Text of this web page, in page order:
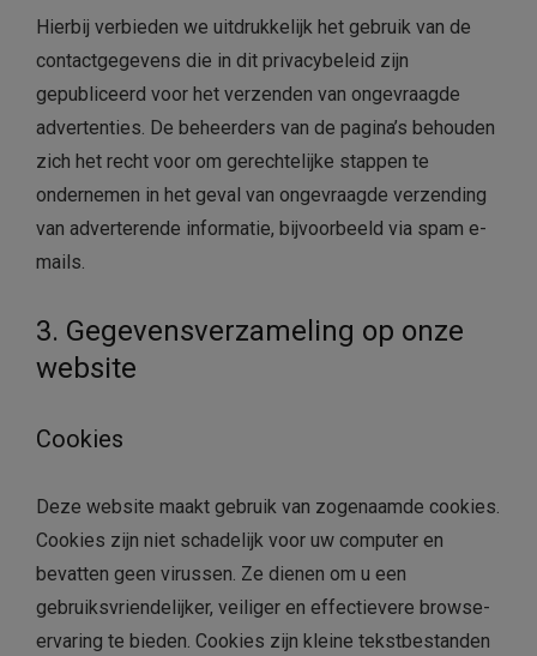
Hierbij verbieden we uitdrukkelijk het gebruik van de
contactgegevens die in dit privacybeleid zijn
gepubliceerd voor het verzenden van ongevraagde
advertenties. De beheerders van de pagina’s behouden
zich het recht voor om gerechtelijke stappen te
ondernemen in het geval van ongevraagde verzending
van adverterende informatie, bijvoorbeeld via spam e-
mails.
3. Gegevensverzameling op onze
website
Cookies
Deze website maakt gebruik van zogenaamde cookies.
Cookies zijn niet schadelijk voor uw computer en
bevatten geen virussen. Ze dienen om u een
gebruiksvriendelijker, veiliger en effectievere browse-
ervaring te bieden. Cookies zijn kleine tekstbestanden